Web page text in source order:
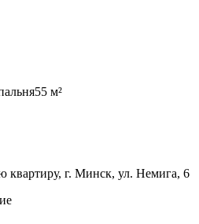
55 м²
квартиру, г. Минск, ул. Немига, 6